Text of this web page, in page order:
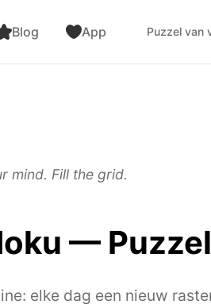
Blog App Puzzel van
mind. Fill the grid.
—
elke dag een nieuw